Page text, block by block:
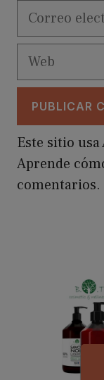
Correo
electrónico
Web
Este sitio
Aprende
comentarios.